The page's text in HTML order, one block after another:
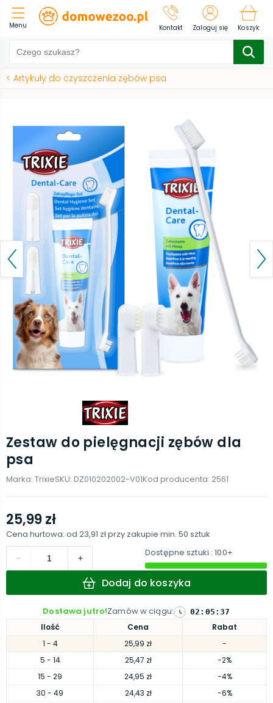
Menu Kontakt Zaloguj się Koszyk
< Artykuły do czyszczenia zębów psa
Zestaw do pielęgnacji zębów dla
psa
Marka: TrixieSKU: DZ010202002-V01Kod producenta: 2561
Ilość Cena
Rabat
1 - 4 25,99 zł
-
5 - 14 25,47 zł
-2%
15 - 29 24,95 zł
-4%
30 - 49 24,43 zł
-6%
25,99 zł
Cena hurtowa: od 23,91 złprzy zakupie min. 50 sztuk
Dostępne sztuki : 100+
Dodaj do koszyka
Dostawa jutro!Zamów w ciągu: 02 : 05 :36